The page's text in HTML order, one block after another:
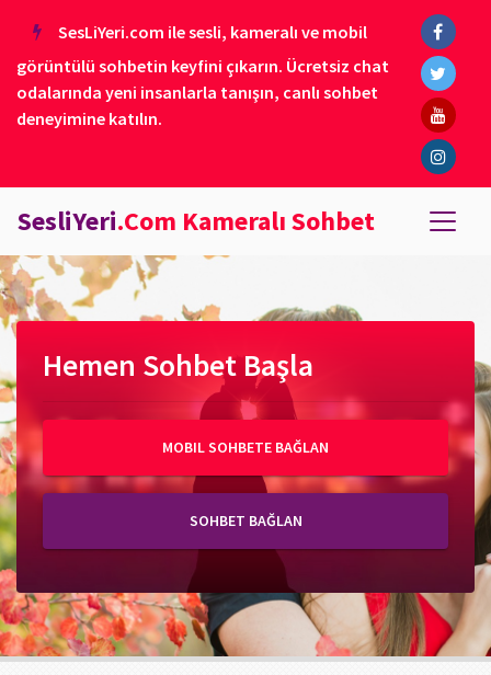
SesLiYeri.com ile sesli, kameralı ve mobil
görüntülü sohbetin keyfini çıkarın. Ücretsiz chat
odalarında yeni insanlarla tanışın, canlı sohbet
deneyimine katılın.
SesliYeri.Com Kameralı Sohbet
Hemen Sohbet Başla
MOBIL SOHBETE BAĞLAN
SOHBET BAĞLAN